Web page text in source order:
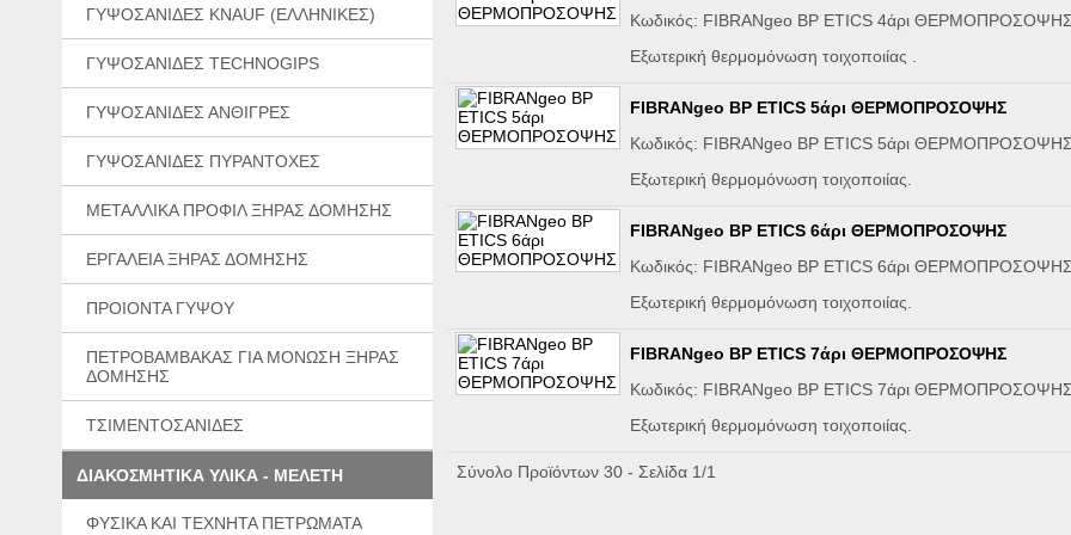
Κωδικός: FIBRANgeo BP ETICS 4άρι ΘΕΡΜΟΠΡΟΣΟΨΗΣ
Εξωτερική θερμομόνωση τοιχοποιίας .
FIBRANgeo BP ETICS 5άρι ΘΕΡΜΟΠΡΟΣΟΨΗΣ
Κωδικός: FIBRANgeo BP ETICS 5άρι ΘΕΡΜΟΠΡΟΣΟΨΗΣ
Εξωτερική θερμομόνωση τοιχοποιίας.
FIBRANgeo BP ETICS 6άρι ΘΕΡΜΟΠΡΟΣΟΨΗΣ
Κωδικός: FIBRANgeo BP ETICS 6άρι ΘΕΡΜΟΠΡΟΣΟΨΗΣ
Εξωτερική θερμομόνωση τοιχοποιίας.
FIBRANgeo BP ETICS 7άρι ΘΕΡΜΟΠΡΟΣΟΨΗΣ
Κωδικός: FIBRANgeo BP ETICS 7άρι ΘΕΡΜΟΠΡΟΣΟΨΗΣ
Εξωτερική θερμομόνωση τοιχοποιίας.
Σύνολο Προϊόντων 30 - Σελίδα 1/1
ΓΥΨΟΣΑΝΙΔΕΣ KNAUF (ΕΛΛΗΝΙΚΕΣ)
ΓΥΨΟΣΑΝΙΔΕΣ TECHNOGIPS
ΓΥΨΟΣΑΝΙΔΕΣ ΑΝΘΙΓΡΕΣ
ΓΥΨΟΣΑΝΙΔΕΣ ΠΥΡΑΝΤΟΧΕΣ
ΜΕΤΑΛΛΙΚΑ ΠΡΟΦΙΛ ΞΗΡΑΣ ΔΟΜΗΣΗΣ
ΕΡΓΑΛΕΙΑ ΞΗΡΑΣ ΔΟΜΗΣΗΣ
ΠΡΟΙΟΝΤΑ ΓΥΨΟΥ
ΠΕΤΡΟΒΑΜΒΑΚΑΣ ΓΙΑ ΜΟΝΩΣΗ ΞΗΡΑΣ
ΔΟΜΗΣΗΣ
ΤΣΙΜΕΝΤΟΣΑΝΙΔΕΣ
ΔΙΑΚΟΣΜΗΤΙΚΑ ΥΛΙΚΑ - ΜΕΛΕΤΗ
ΦΥΣΙΚΑ ΚΑΙ ΤΕΧΝΗΤΑ ΠΕΤΡΩΜΑΤΑ